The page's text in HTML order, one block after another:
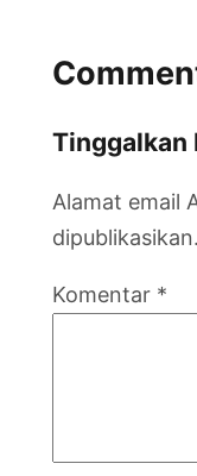
Tinggalkan
Alamat email
dipublikasikan.
Komentar *